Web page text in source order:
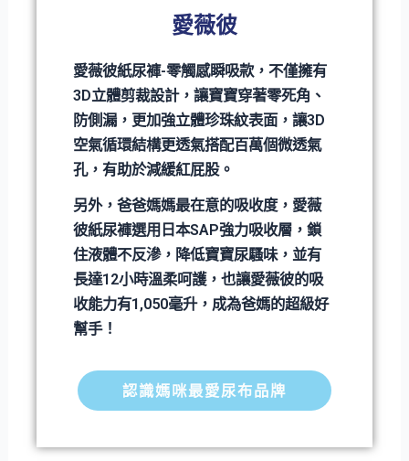
愛薇彼
愛薇彼紙尿褲-零觸感瞬吸款，不僅擁有
3D立體剪裁設計，讓寶寶穿著零死角、
防側漏，更加強立體珍珠紋表面，讓3D
空氣循環結構更透氣搭配百萬個微透氣
孔，有助於減緩紅屁股。
另外，爸爸媽媽最在意的吸收度，愛薇
彼紙尿褲選用日本SAP強力吸收層，鎖
住液體不反滲，降低寶寶尿騷味，並有
長達12小時溫柔呵護，也讓愛薇彼的吸
收能力有1,050毫升，成為爸媽的超級好
幫手！
認識媽咪最愛尿布品牌